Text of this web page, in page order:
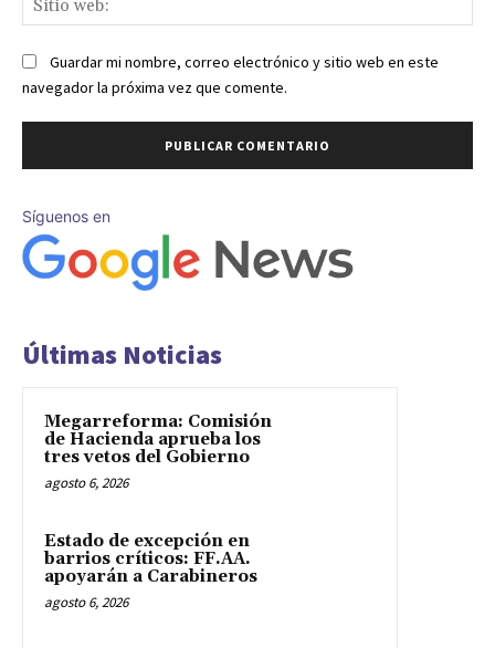
Guardar mi nombre, correo electrónico y sitio web en este
navegador la próxima vez que comente.
Síguenos en
Últimas Noticias
Megarreforma: Comisión
de Hacienda aprueba los
tres vetos del Gobierno
agosto 6, 2026
Estado de excepción en
barrios críticos: FF.AA.
apoyarán a Carabineros
agosto 6, 2026